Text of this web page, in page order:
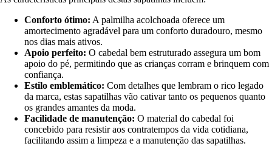
Conforto ótimo: A palmilha acolchoada oferece um
amortecimento agradável para um conforto duradouro, mesmo
nos dias mais ativos.
Apoio perfeito: O cabedal bem estruturado assegura um bom
apoio do pé, permitindo que as crianças corram e brinquem com
confiança.
Estilo emblemático: Com detalhes que lembram o rico legado
da marca, estas sapatilhas vão cativar tanto os pequenos quanto
os grandes amantes da moda.
Facilidade de manutenção: O material do cabedal foi
concebido para resistir aos contratempos da vida cotidiana,
facilitando assim a limpeza e a manutenção das sapatilhas.